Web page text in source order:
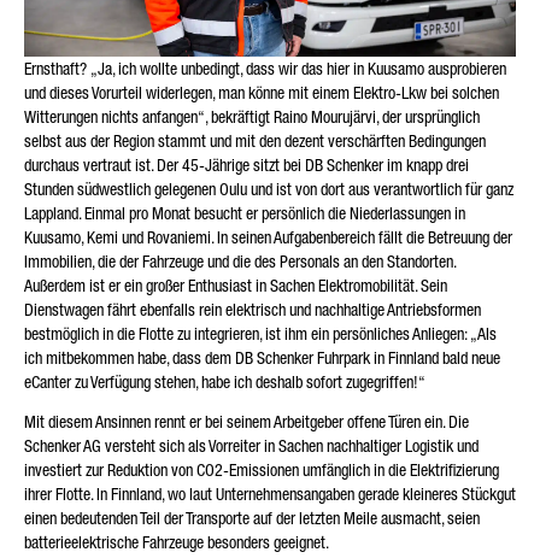
Friendly Captcha
Ernsthaft? „Ja, ich wollte unbedingt, dass wir das hier in Kuusamo ausprobieren
und dieses Vorurteil widerlegen, man könne mit einem Elektro-Lkw bei solchen
Witterungen nichts anfangen“, bekräftigt Raino Mourujärvi, der ursprünglich
selbst aus der Region stammt und mit den dezent verschärften Bedingungen
durchaus vertraut ist. Der 45-Jährige sitzt bei DB Schenker im knapp drei
Stunden südwestlich gelegenen Oulu und ist von dort aus verantwortlich für ganz
Lappland. Einmal pro Monat besucht er persönlich die Niederlassungen in
Kuusamo, Kemi und Rovaniemi. In seinen Aufgabenbereich fällt die Betreuung der
Immobilien, die der Fahrzeuge und die des Personals an den Standorten.
Außerdem ist er ein großer Enthusiast in Sachen Elektromobilität. Sein
Dienstwagen fährt ebenfalls rein elektrisch und nachhaltige Antriebsformen
bestmöglich in die Flotte zu integrieren, ist ihm ein persönliches Anliegen: „Als
ich mitbekommen habe, dass dem DB Schenker Fuhrpark in Finnland bald neue
eCanter zu Verfügung stehen, habe ich deshalb sofort zugegriffen!“
Mit diesem Ansinnen rennt er bei seinem Arbeitgeber offene Türen ein. Die
Schenker AG versteht sich als Vorreiter in Sachen nachhaltiger Logistik und
investiert zur Reduktion von CO2-Emissionen umfänglich in die Elektrifizierung
ihrer Flotte. In Finnland, wo laut Unternehmensangaben gerade kleineres Stückgut
einen bedeutenden Teil der Transporte auf der letzten Meile ausmacht, seien
batterieelektrische Fahrzeuge besonders geeignet.